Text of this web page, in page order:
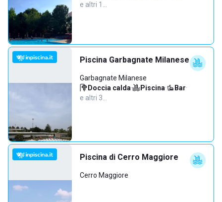
e altri 1…
Piscina Garbagnate Milanese
Garbagnate Milanese
Doccia calda· Piscina· Bar·
e altri 3…
Piscina di Cerro Maggiore
Cerro Maggiore